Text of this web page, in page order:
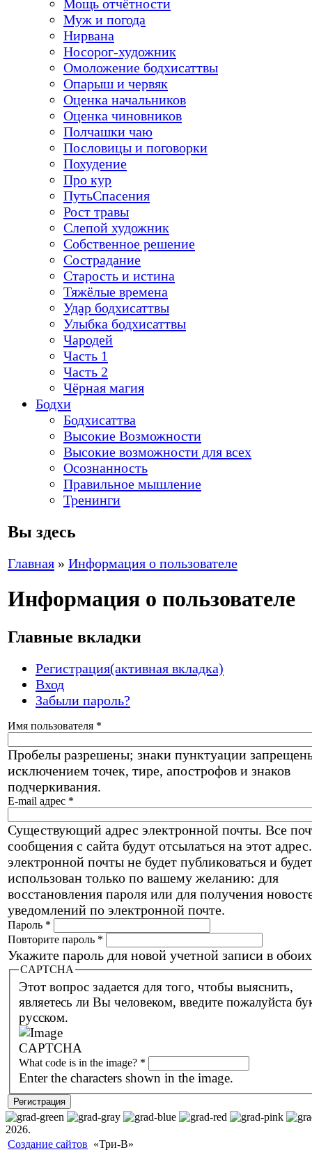
Мощь отчётности
Муж и погода
Нирвана
Носорог-художник
Омоложение бодхисаттвы
Опарыш и червяк
Оценка начальников
Оценка чиновников
Полчашки чаю
Пословицы и поговорки
Похудение
Про кур
ПутьСпасения
Рост травы
Слепой художник
Собственное решение
Сострадание
Старость и истина
Тяжёлые времена
Удар бодхисаттвы
Улыбка бодхисаттвы
Чародей
Часть 1
Часть 2
Чёрная магия
Бодхи
Бодхисаттва
Высокие Возможности
Высокие возможности для всех
Осознанность
Правильное мышление
Тренинги
Вы здесь
Главная » Информация о пользователе
Информация о пользователе
Главные вкладки
Регистрация(активная вкладка)
Вход
Забыли пароль?
Имя пользователя *
Пробелы разрешены; знаки пунктуации
исключением точек, тире, апострофов и знаков
подчеркивания.
E-mail адрес *
Существующий адрес электронной почты. Все
сообщения с сайта будут отсылаться на этот
электронной почты не будет публиковаться и будет
использован только по вашему желанию: для
восстановления пароля или для получения
уведомлений по электронной почте.
Пароль *
Повторите пароль *
Укажите пароль для новой учетной записи в
CAPTCHA
Этот вопрос задается для того, чтобы выяснить,
являетесь ли Вы человеком, введите пожалуйста буквы на
русском.
What code is in the image? *
Enter the characters shown in the image.
2026.
Создание сайтов «Три-В»